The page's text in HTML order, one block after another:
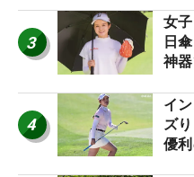
3
女
日
神
4
イ
ズ
優